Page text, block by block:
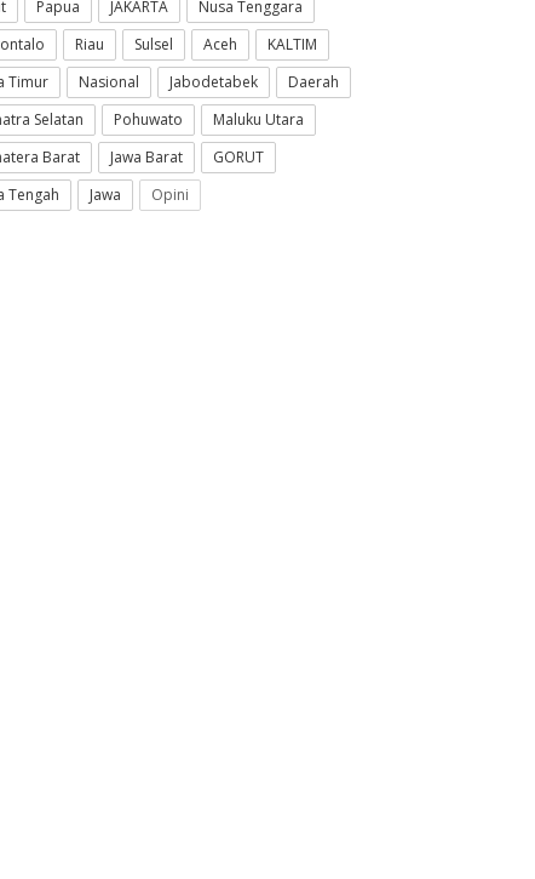
Papua JAKARTA
Nusa Tenggara
Riau Sulsel Aceh
KALTIM
Timur
Nasional Jabodetabek
Daerah
Selatan
Pohuwato
Maluku Utara
Barat
Jawa Barat
GORUT
Tengah
Jawa Opini